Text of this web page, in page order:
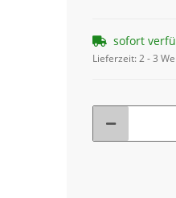
sofort
Lieferzeit:2 - 3